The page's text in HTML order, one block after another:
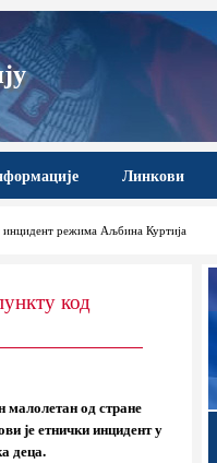
Линкови
инцидент режима Аљбина Куртија
код
малолетан од стране
је етнички инцидент у
деца.